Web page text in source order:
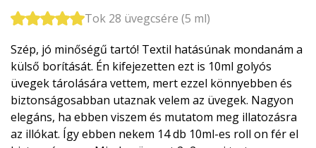
Tok 28 üvegcsére (5 ml)
Szép, jó minőségű tartó! Textil hatásúnak mondanám a
külső borítását. Én kifejezetten ezt is 10ml golyós
üvegek tárolására vettem, mert ezzel könnyebben és
biztonságosabban utaznak velem az üvegek. Nagyon
elegáns, ha ebben viszem és mutatom meg illatozásra
az illókat. Így ebben nekem 14 db 10ml-es roll on fér el